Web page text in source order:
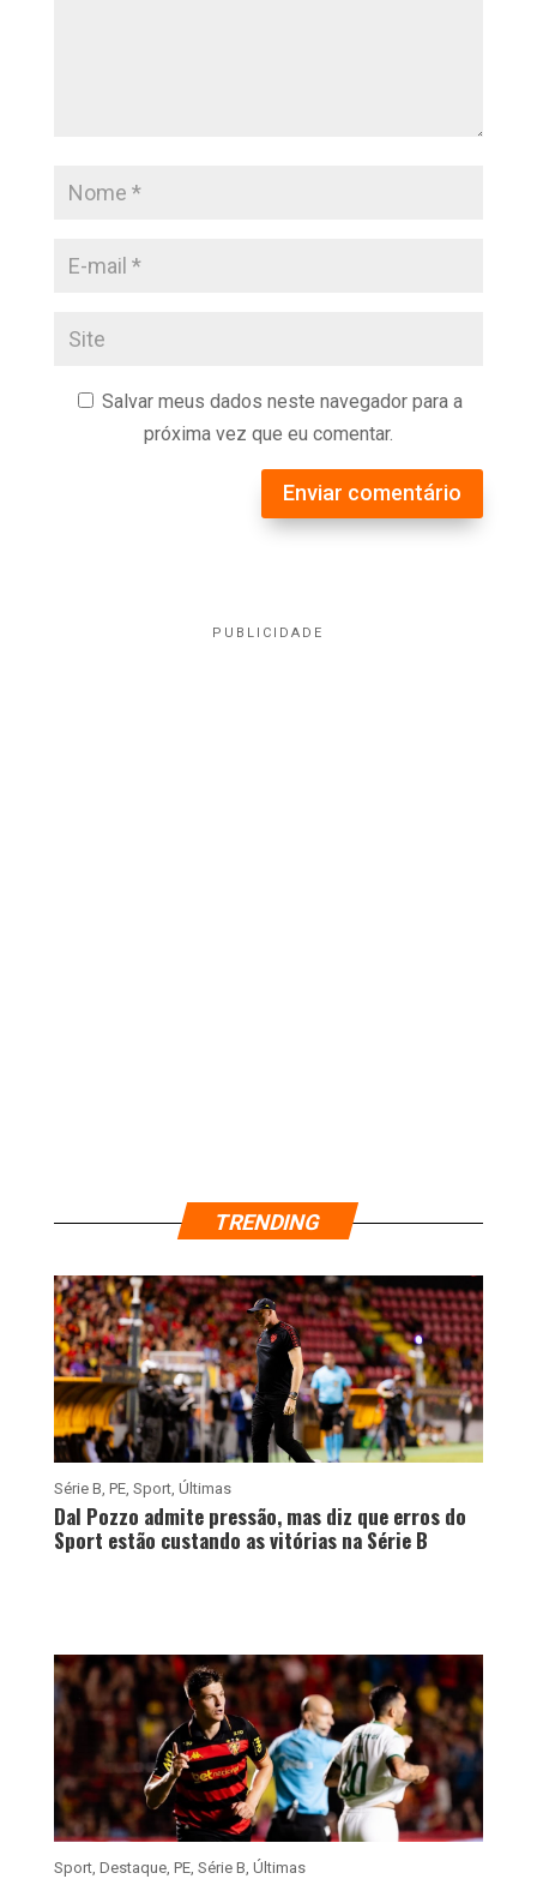
Salvar meus dados neste navegador para a
próxima vez que eu comentar.
Enviar comentário
PUBLICIDADE
TRENDING
Série B PE, Sport, Últimas
Dal Pozzo admite pressão, mas diz que erros do
Sport estão custando as vitórias na Série B
Sport, Destaque, PE, Série B Últimas